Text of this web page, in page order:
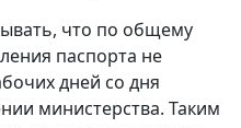
что по общему
паспорта не
дней со дня
министерства. Таким